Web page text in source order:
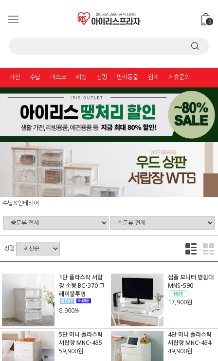
0
가전 수납 마스크 리빙 캠핑 반려동물 원예 제휴문의
수납&인테리어
정렬
1단 플라스틱 서랍
장 소형 BC-370 그
레이불투명
8,900원
심플 모니터 받침대
MNS-590
17,900원
5단 미니 플라스틱
서랍장 MNC-455
59,900원
4단 미니 플라스틱
서랍장 MNC-454
49,900원